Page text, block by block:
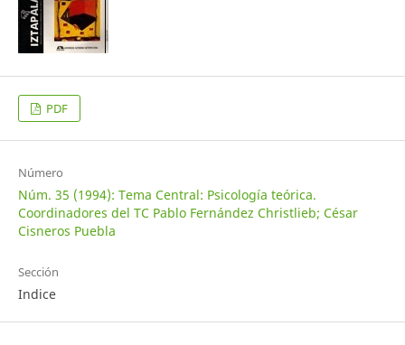
PDF
Número
Núm. 35 (1994): Tema Central: Psicología teórica.
Coordinadores del TC Pablo Fernández Christlieb; César
Cisneros Puebla
Sección
Indice